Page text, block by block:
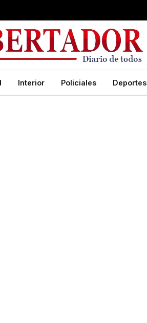
Interior Policiales Deportes